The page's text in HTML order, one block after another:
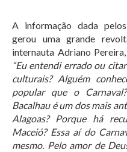
A informação dada
gerou uma grande
internauta Adriano
“Eu entendi errado ou
culturais? Alguém
popular que o
Bacalhau é um dos mais
Alagoas? Porque há
Maceió? Essa aí do
mesmo. Pelo amor de